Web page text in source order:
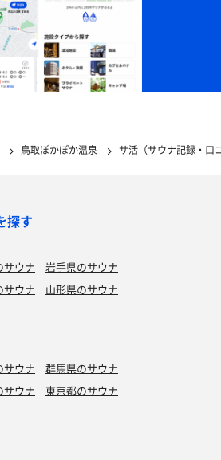
鳥取ぽかぽか温泉 サ活（サウナ記録・口
探す
サウナ
岩手県のサウナ
サウナ
山形県のサウナ
サウナ
群馬県のサウナ
サウナ
東京都のサウナ